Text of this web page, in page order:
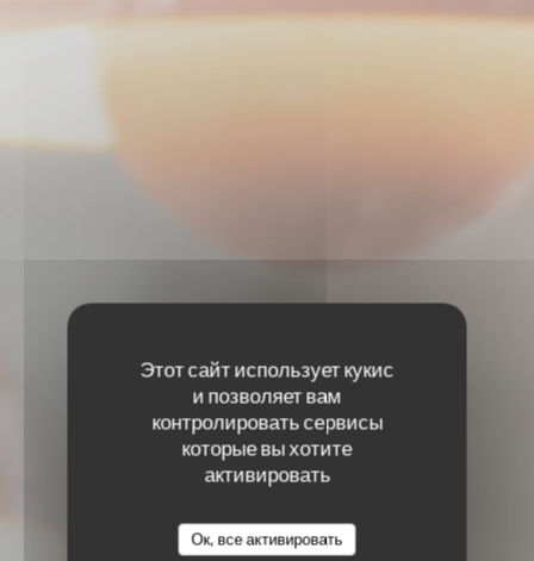
Этот сайт использует кукис
и позволяет вам
контролировать сервисы
которые вы хотите
активировать
Ок, все активировать